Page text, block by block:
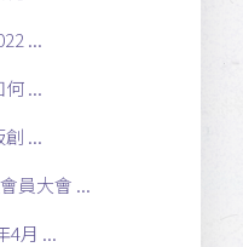
...
...
...
員大會 ...
4月 ...